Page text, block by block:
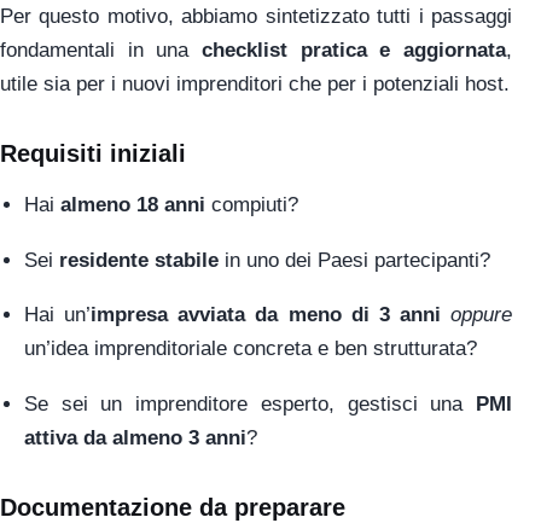
Per questo motivo, abbiamo sintetizzato tutti i passaggi
fondamentali in una checklist pratica e aggiornata,
utile sia per i nuovi imprenditori che per i potenziali host.
Requisiti iniziali
Hai almeno 18 anni compiuti?
Sei residente stabile in uno dei Paesi partecipanti?
Hai un’impresa avviata da meno di 3 anni oppure
un’idea imprenditoriale concreta e ben strutturata?
Se sei un imprenditore esperto, gestisci una
PMI
attiva da almeno 3 anni?
Documentazione da preparare